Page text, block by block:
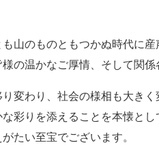
山のものともつかぬ時代に
の温かなご厚情、そして関
変わり、社会の様相も大き
彩りを添えることを本懐と
たい至宝でございます。